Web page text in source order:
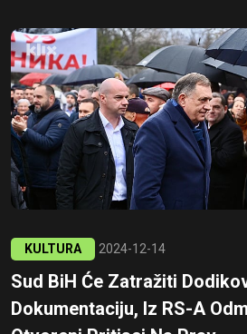
KULTURA 2024-12-14
Sud BiH Će Zatražiti
Dokumentaciju, Iz RS-A